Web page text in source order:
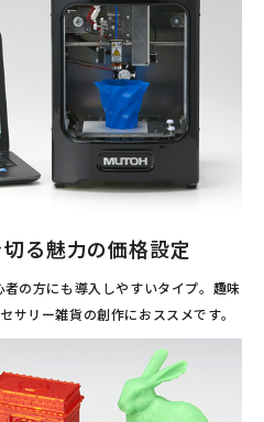
る魅力の価格設定
の方にも導入しやすいタイプ。趣味
サリー雑貨の創作におススメです。